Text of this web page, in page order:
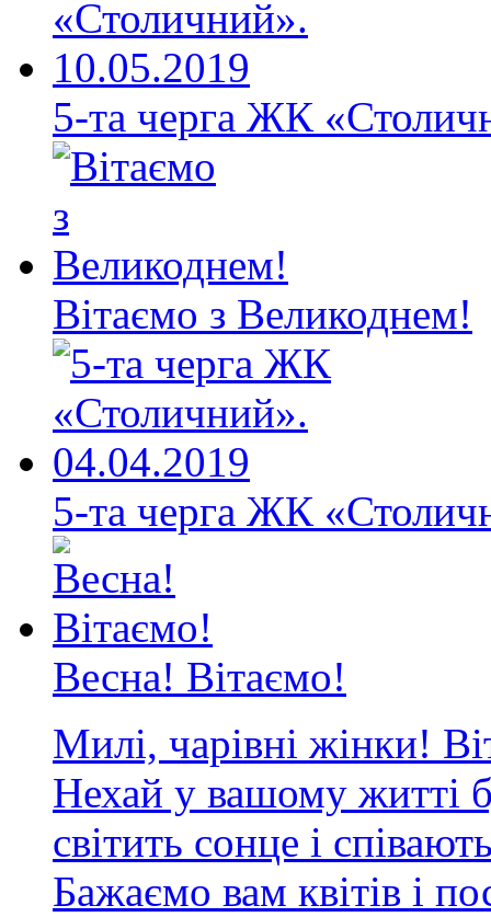
5-та черга ЖК
Вітаємо з Великоднем!
5-та черга ЖК
Весна! Вітаємо!
Милі, чарівні жінки!
Нехай у вашому житті
світить сонце і
Бажаємо вам квітів і